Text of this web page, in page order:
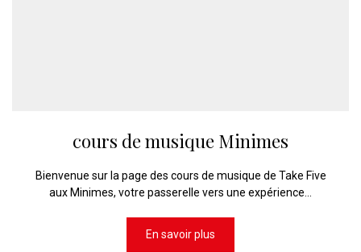
cours de musique Minimes
Bienvenue sur la page des cours de musique de Take Five
aux Minimes, votre passerelle vers une expérience...
En savoir plus